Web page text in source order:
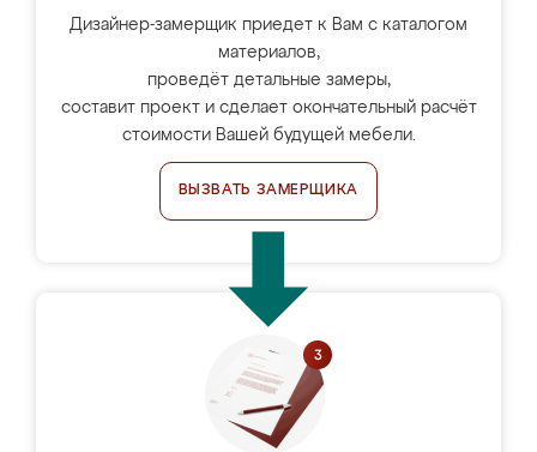
Дизайнер-замерщик приедет к Вам с каталогом
материалов,
проведёт детальные замеры,
составит проект и сделает окончательный расчёт
стоимости Вашей будущей мебели.
ВЫЗВАТЬ ЗАМЕРЩИКА